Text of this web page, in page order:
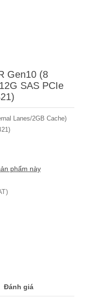
Gen10 (8
SAS PCIe
Lanes/2GB Cache)
phẩm này
Đánh giá